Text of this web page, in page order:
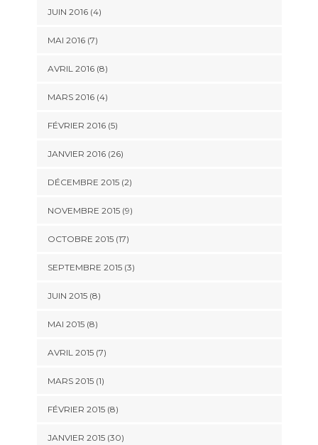
JUIN 2016 (4)
MAI 2016 (7)
AVRIL 2016 (8)
MARS 2016 (4)
FÉVRIER 2016 (5)
JANVIER 2016 (26)
DÉCEMBRE 2015 (2)
NOVEMBRE 2015 (9)
OCTOBRE 2015 (17)
SEPTEMBRE 2015 (3)
JUIN 2015 (8)
MAI 2015 (8)
AVRIL 2015 (7)
MARS 2015 (1)
FÉVRIER 2015 (8)
JANVIER 2015 (30)